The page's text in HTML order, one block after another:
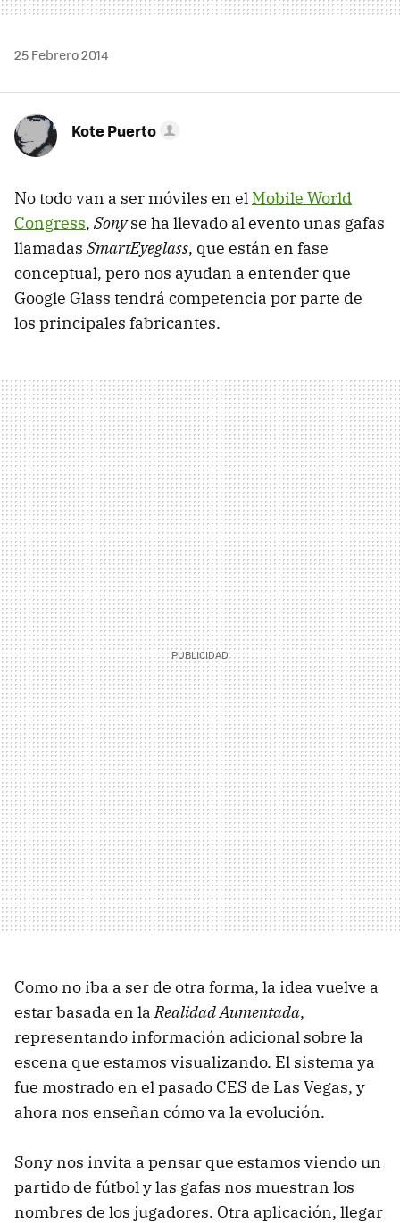
25 Febrero 2014
Kote Puerto
No todo van a ser móviles en el Mobile World
Congress, Sonyse ha llevado al evento unas gafas
llamadas SmartEyeglass, que están en fase
conceptual, pero nos ayudan a entender que
Google Glass tendrá competencia por parte de
los principales fabricantes.
Como no iba a ser de otra forma, la idea vuelve a
estar basada en laRealidad Aumentada,
representando información adicional sobre la
escena que estamos visualizando. El sistema ya
fue mostrado en el pasado CES de Las Vegas, y
ahora nos enseñan cómo va la evolución.
Sony nos invita a pensar que estamos viendo un
partido de fútbol y las gafas nos muestran los
nombres de los jugadores. Otra aplicación, llegar